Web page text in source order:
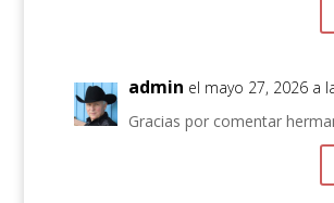
admin el mayo 27, 2026 a
Gracias por comentar